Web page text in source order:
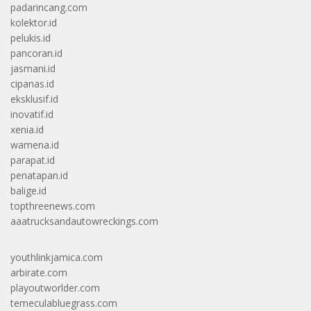
padarincang.com
kolektor.id
pelukis.id
pancoran.id
jasmani.id
cipanas.id
eksklusif.id
inovatif.id
xenia.id
wamena.id
parapat.id
penatapan.id
balige.id
topthreenews.com
aaatrucksandautowreckings.com
youthlinkjamica.com
arbirate.com
playoutworlder.com
temeculabluegrass.com